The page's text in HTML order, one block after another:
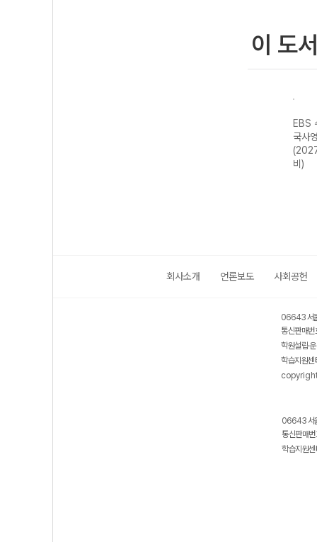
이 도
EBS
국사
비)
회사소개 언론보도 사회공헌
06643 서
통신판매
학원설립·
학습지원
06643 서
통신판매
학습지원